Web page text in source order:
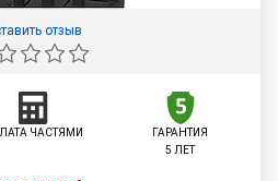
отзыв
ЧАСТЯМИ
ГАРАНТИЯ
5 ЛЕТ